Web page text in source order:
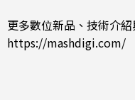
更多數位新品、技術介紹
https://mashdigi.com/